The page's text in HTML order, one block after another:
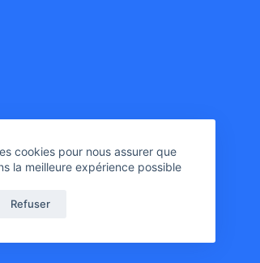
cookies pour nous assurer que
la meilleure expérience possible
Refuser